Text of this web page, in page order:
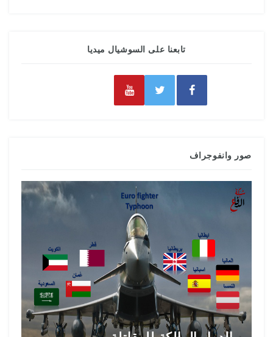
تابعنا على السوشيال ميديا
صور وانفوجراف